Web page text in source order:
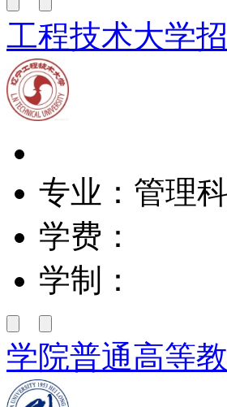
工程技术大学
专业：管理
学费：
学制：
学院普通高等